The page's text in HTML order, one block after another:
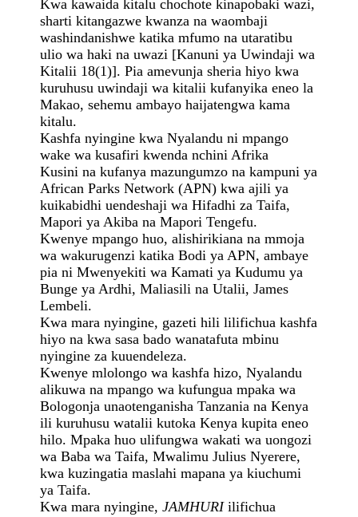
Kwa kawaida kitalu chochote kinapobaki wazi,
sharti kitangazwe kwanza na waombaji
washindanishwe katika mfumo na utaratibu
ulio wa haki na uwazi [Kanuni ya Uwindaji wa
Kitalii 18(1)]. Pia amevunja sheria hiyo kwa
kuruhusu uwindaji wa kitalii kufanyika eneo la
Makao, sehemu ambayo haijatengwa kama
kitalu.
Kashfa nyingine kwa Nyalandu ni mpango
wake wa kusafiri kwenda nchini Afrika
Kusini na kufanya mazungumzo na kampuni ya
African Parks Network (APN) kwa ajili ya
kuikabidhi uendeshaji wa Hifadhi za Taifa,
Mapori ya Akiba na Mapori Tengefu.
Kwenye mpango huo, alishirikiana na mmoja
wa wakurugenzi katika Bodi ya APN, ambaye
pia ni Mwenyekiti wa Kamati ya Kudumu ya
Bunge ya Ardhi, Maliasili na Utalii, James
Lembeli.
Kwa mara nyingine, gazeti hili lilifichua kashfa
hiyo na kwa sasa bado wanatafuta mbinu
nyingine za kuuendeleza.
Kwenye mlolongo wa kashfa hizo, Nyalandu
alikuwa na mpango wa kufungua mpaka wa
Bologonja unaotenganisha Tanzania na Kenya
ili kuruhusu watalii kutoka Kenya kupita eneo
hilo. Mpaka huo ulifungwa wakati wa uongozi
wa Baba wa Taifa, Mwalimu Julius Nyerere,
kwa kuzingatia maslahi mapana ya kiuchumi
ya Taifa.
Kwa mara nyingine, JAMHURIilifichua